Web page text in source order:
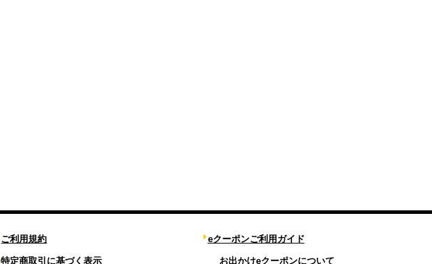
ご利用規約
特定商取引に基づく表示
eクーポンご利用ガイド
お出かけeクーポンについて